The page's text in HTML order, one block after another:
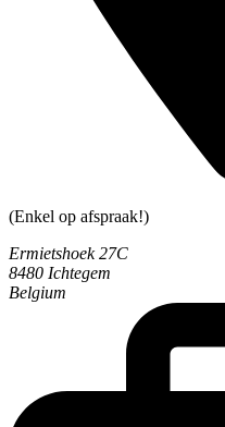
(Enkel op afspraak!)
Ermietshoek 27C
8480 Ichtegem
Belgium